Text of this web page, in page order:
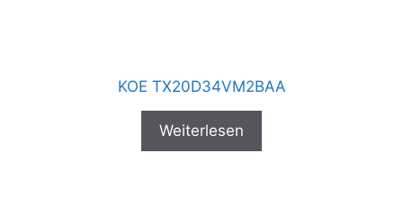
KOE TX20D34VM2BAA
Weiterlesen